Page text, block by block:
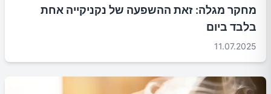
מחקר מגלה: זאת ההשפעה של נקניקייה אחת
בלבד ביום
11.07.2025